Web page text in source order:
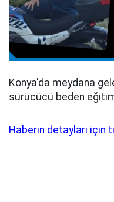
Konya'da meydana
sürücücü beden
Haberin detayları için